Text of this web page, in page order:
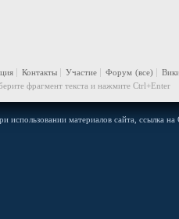
Контакты Участие Форум (все)
фрагмент текста и нажмите Ctrl+Enter
материалов сайта, ссылка